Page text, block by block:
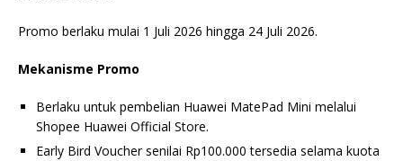
Promo berlaku mulai 1 Juli 2026 hingga 24 Juli 2026.
Mekanisme Promo
Berlaku untuk pembelian Huawei MatePad Mini melalui
Shopee Huawei Official Store.
Early Bird Voucher senilai Rp100.000 tersedia selama kuota